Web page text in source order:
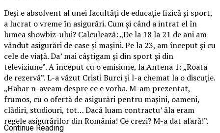
Deşi e absolvent al unei facultăţi de educaţie fizică şi sport,
a lucrat o vreme în asigurări. Cum şi când a intrat el în
lumea showbiz-ului? Calculează: „De la 18 la 21 de ani am
vândut asigurări de case şi maşini.Pe la 23, am început şi cu
cele de viaţă. Da’ mai câştigam şi din sport şi din
televiziune”. A început cu o emisiune, la Antena 1: „Roata
de rezervă”. L-a văzut Cristi Burci şi l-a chemat la o discuţie.
„Habar n-aveam despre ce e vorba. M-am prezentat,
frumos, cu o ofertă de asigurări pentru maşini, oameni,
clădiri, studiouri, tot… Dacă luam contractu’ ăla eram
regele asigurărilor din România! Ce crezi? M-a dat afară!”.
Continue Reading